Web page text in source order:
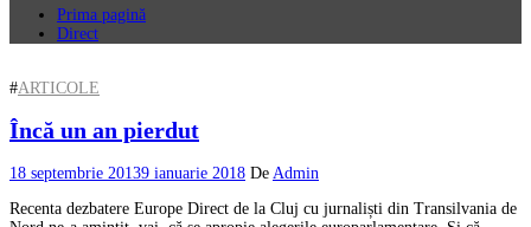
Prima pagină
Direct
#ARTICOLE
Încă un an pierdut
18 septembrie 20139 ianuarie 2018 De Admin
Recenta dezbatere Europe Direct de la Cluj cu jurnaliști din Transilvania de